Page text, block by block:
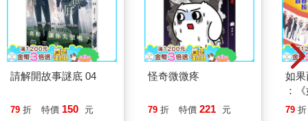
濟新聞》報導大量中國學生進入日本的藝術大學就讀，而後取得
永住權的現象；NHK節目聚焦在中國人藉由設立民宿，獲取「經
營、管理簽證」的案例；外國駕照轉換的便利性引發輿論批評，
快速促成了制度修訂；此外，東京的中國人房東大幅漲租事件也
正如讀者所知，這些連鎖反應導致參議院的移民相關政策受到矚
目，喊出「日本人優先」口號的日本參政黨成為輿論風暴的中
請解開故事謎底 04
79 折 特價 150 元
怪奇微微疼
79 折 特價 221 元
如
：
喵
79 折